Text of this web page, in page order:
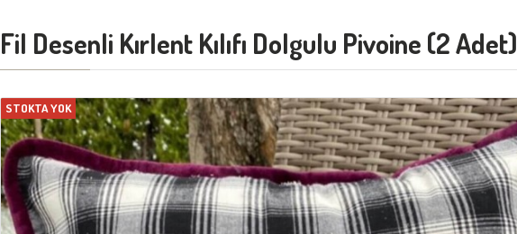
Fil Desenli Kırlent Kılıfı Dolgulu Pivoine (2 Adet)
STOKTA YOK